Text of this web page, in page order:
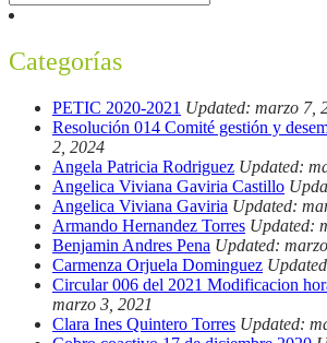
Categorías
PETIC 2020-2021 Updated: marzo 7,
Resolución 014 Comité gestión y
2, 2024
Angela Patricia Rodriguez Updated:
Angelica Viviana Gaviria Castillo
Angelica Viviana Gaviria Updated:
Armando Hernandez Torres Updated:
Benjamin Andres Pena Updated:
Carmenza Orjuela Dominguez
Circular 006 del 2021 Modificacion
marzo 3, 2021
Clara Ines Quintero Torres Updated: